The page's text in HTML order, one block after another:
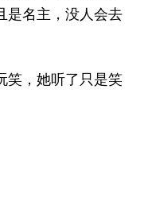
是名主，没人会去
笑，她听了只是笑